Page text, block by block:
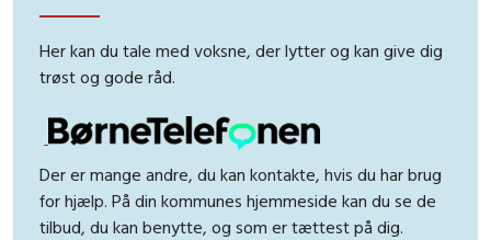
Her kan du tale med voksne, der lytter og kan give dig
trøst og gode råd.
Der er mange andre, du kan kontakte, hvis du har brug
for hjælp. På din kommunes hjemmeside kan du se de
tilbud, du kan benytte, og som er tættest på dig.